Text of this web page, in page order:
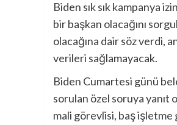
Biden sık sık kampanya
bir başkan olacağını
olacağına dair söz verdi,
verileri sağlamayacak.
Biden Cumartesi günü
sorulan özel soruya yanıt
mali görevlisi, baş